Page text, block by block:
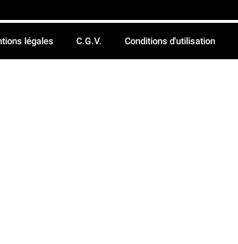
légales C.G.V. Conditions d'utilisation